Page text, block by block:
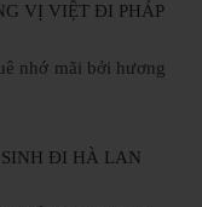
VỊ VIỆT ĐI PHÁP
nhớ mãi bởi hương
ĐI HÀ LAN